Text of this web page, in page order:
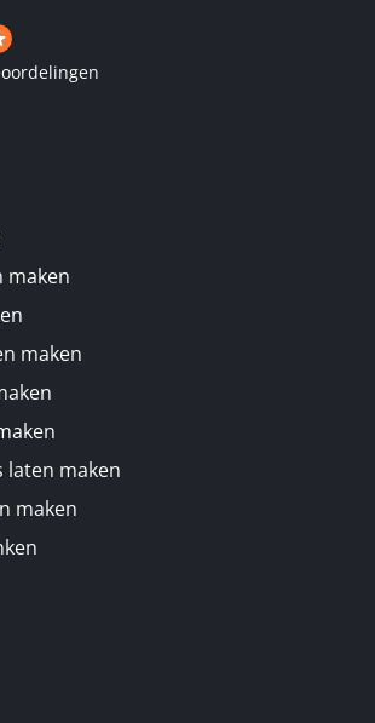
maken
maken
laten maken
maken